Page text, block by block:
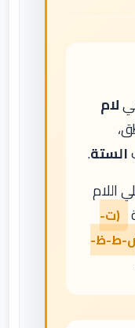
لام
الستة.
اللام
(ت-
ط-ظ-